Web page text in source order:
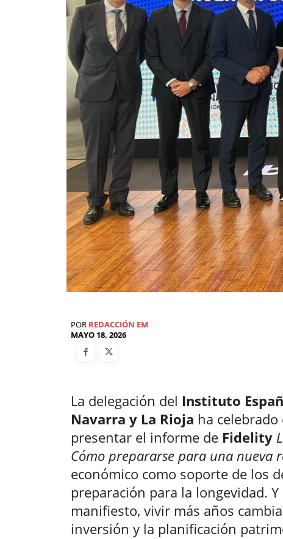
POR REDACCIÓN EM
MAYO 18, 2026
La delegación del Instituto
Navarra y La Rioja ha
presentar el informe de Fidelity
Cómo prepararse para una nueva
económico como soporte de los
preparación para la longevidad.
manifiesto, vivir más años
inversión y la planificación